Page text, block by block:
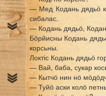
— Мед Кодань дядьӧ
сибалас.
— Кодань дядьӧ,
Бӧрйисны Кодань
корсьны.
Локтіс Кодань дядьӧ
— Вай, баба, сукар
— Кытчӧ нин нӧ
— Туйӧ аски колӧ